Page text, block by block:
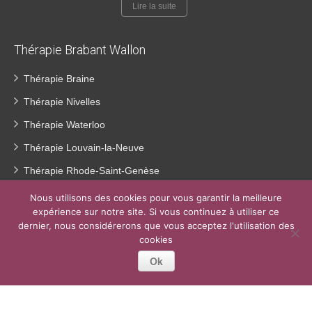
Lire la suite
Thérapie Brabant Wallon
Thérapie Braine
Thérapie Nivelles
Thérapie Waterloo
Thérapie Louvain-la-Neuve
Thérapie Rhode-Saint-Genèse
Hypnose Braine l’Alleud
Hypnose Nivelles
Nous utilisons des cookies pour vous garantir la meilleure
expérience sur notre site. Si vous continuez à utiliser ce
dernier, nous considérerons que vous acceptez l'utilisation des
cookies
Ok